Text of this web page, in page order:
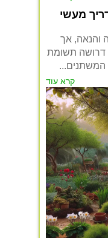
מעשי
והנאה, אך
דרושה תשומת
המשתנים...
קרא עוד